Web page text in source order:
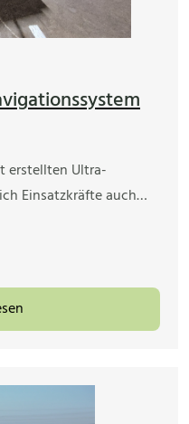
erstellten Ultra-
Einsatzkräfte auch…